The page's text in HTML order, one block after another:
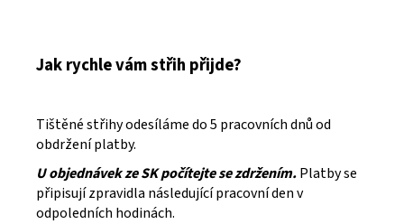
Jak rychle vám střih přijde?
Tištěné střihy odesíláme do 5 pracovních dnů od
obdržení platby.
U objednávek ze SK počítejte se zdržením.Platby se
připisují zpravidla následující pracovní den v
odpoledních hodinách.